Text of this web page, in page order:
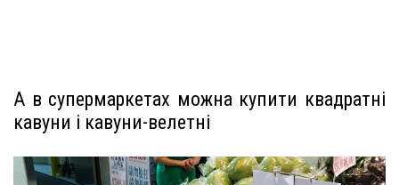
А в супермаркетах можна купити квадратні
кавуни і кавуни-велетні